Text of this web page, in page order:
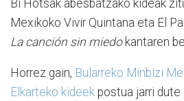
Bi Hotsak abesbatzako kideak
Mexikoko Vivir Quintana eta El
La canción sin miedokantaren
Horrez gain, Bularreko Minbizi
Elkarteko kideek postua jarri dute